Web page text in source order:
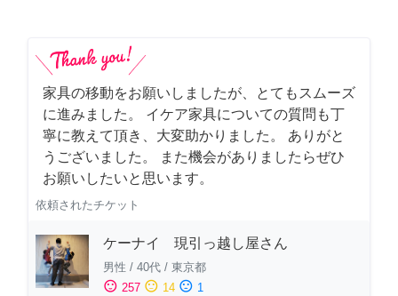
家具の移動をお願いしましたが、とてもスムーズ
に進みました。 イケア家具についての質問も丁
寧に教えて頂き、大変助かりました。 ありがと
うございました。 また機会がありましたらぜひ
お願いしたいと思います。
依頼されたチケット
ケーナイ 現引っ越し屋さん
男性 / 40代 / 東京都
sentiment_satisfied 257 sentiment_neutral 14 sentiment_dissatisfied 1